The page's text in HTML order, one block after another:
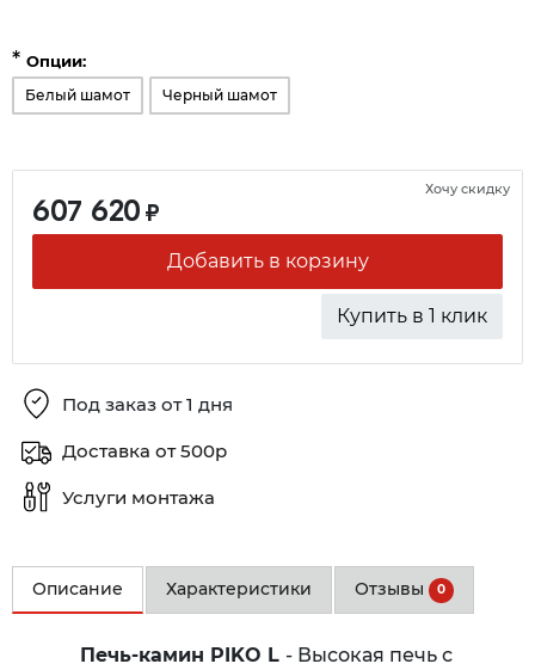
* Опции:
Белый шамот Черный шамот
607 620 ₽
Добавить в корзину
Купить в 1 клик
Хочу скидку
Под заказ от 1 дня
Доставка от 500р
Услуги монтажа
Описание Характеристики Отзывы 0
Печь-камин PIKO L - Высокая печь с